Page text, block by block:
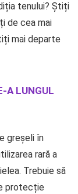
tenului? Știți
de cea mai
mai departe
A LUNGUL
greșeli în
rară a
Trebuie să
protecție